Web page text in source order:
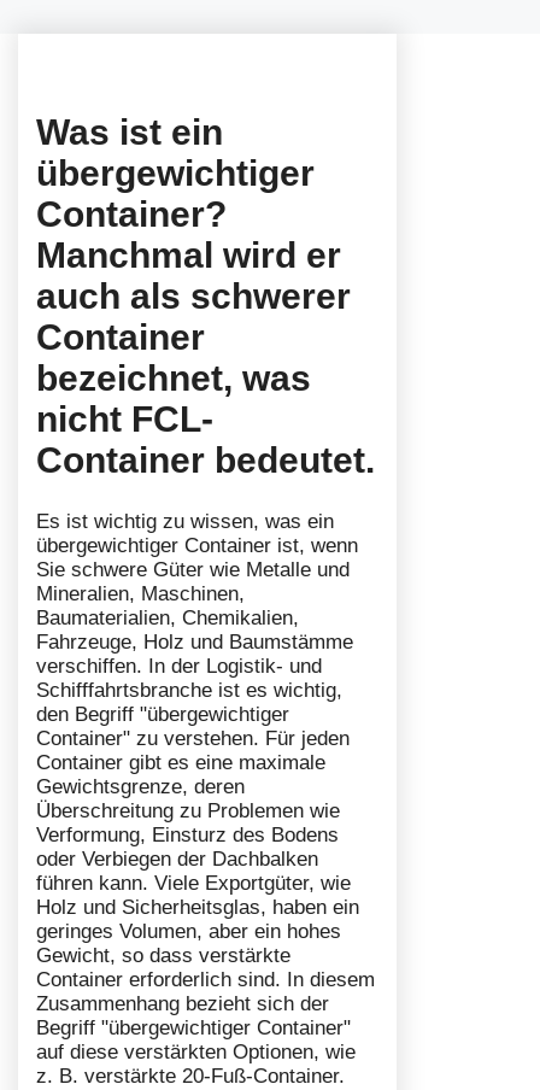
Was ist ein
übergewichtiger
Container?
Manchmal wird er
auch als schwerer
Container
bezeichnet, was
nicht FCL-
Container bedeutet.
Es ist wichtig zu wissen, was ein
übergewichtiger Container ist, wenn
Sie schwere Güter wie Metalle und
Mineralien, Maschinen,
Baumaterialien, Chemikalien,
Fahrzeuge, Holz und Baumstämme
verschiffen. In der Logistik- und
Schifffahrtsbranche ist es wichtig,
den Begriff "übergewichtiger
Container" zu verstehen. Für jeden
Container gibt es eine maximale
Gewichtsgrenze, deren
Überschreitung zu Problemen wie
Verformung, Einsturz des Bodens
oder Verbiegen der Dachbalken
führen kann. Viele Exportgüter, wie
Holz und Sicherheitsglas, haben ein
geringes Volumen, aber ein hohes
Gewicht, so dass verstärkte
Container erforderlich sind. In diesem
Zusammenhang bezieht sich der
Begriff "übergewichtiger Container"
auf diese verstärkten Optionen, wie
z. B. verstärkte 20-Fuß-Container.